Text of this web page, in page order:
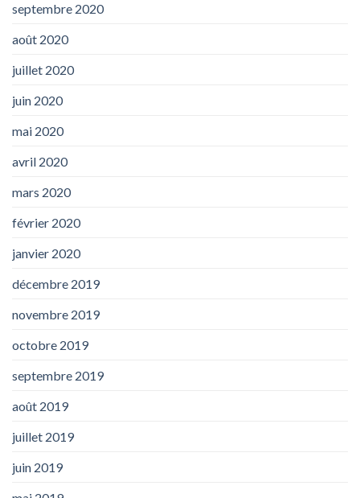
septembre 2020
août 2020
juillet 2020
juin 2020
mai 2020
avril 2020
mars 2020
février 2020
janvier 2020
décembre 2019
novembre 2019
octobre 2019
septembre 2019
août 2019
juillet 2019
juin 2019